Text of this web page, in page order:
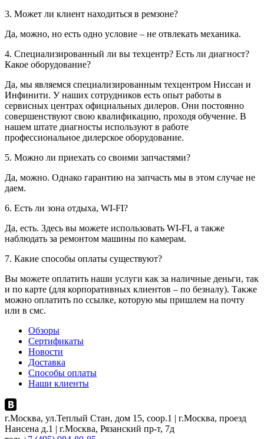
3. Может ли клиент находиться в ремзоне?
Да, можно, но есть одно условие – не отвлекать механика.
4. Специализированный ли вы техцентр? Есть ли диагност?
Какое оборудование?
Да, мы являемся специализированным техцентром Ниссан и
Инфинити. У наших сотрудников есть опыт работы в
сервисных центрах официальных дилеров. Они постоянно
совершенствуют свою квалификацию, проходя обучение. В
нашем штате диагносты используют в работе
профессиональное дилерское оборудование.
5. Можно ли приехать со своими запчастями?
Да, можно. Однако гарантию на запчасть мы в этом случае не
даем.
6. Есть ли зона отдыха, WI-FI?
Да, есть. Здесь вы можете использовать WI-FI, а также
наблюдать за ремонтом машины по камерам.
7. Какие способы оплаты существуют?
Вы можете оплатить наши услуги как за наличные деньги, так
и по карте (для корпоративных клиентов – по безналу). Также
можно оплатить по ссылке, которую мы пришлем на почту
или в смс.
Обзоры
Сертификаты
Новости
Доставка
Способы оплаты
Наши клиенты
г.Москва, ул.Теплый Стан, дом 15, соор.1 | г.Москва, проезд
Нансена д.1 | г.Москва, Рязанский пр-т, 7д